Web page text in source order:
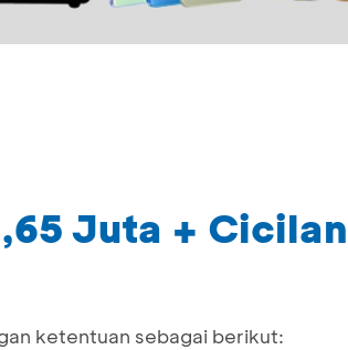
Juta +
ketentuan sebagai berikut: